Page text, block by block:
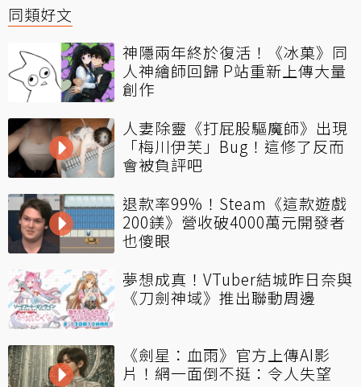
同類好文
神隱兩年終於復活！《冰菓》同
人神繪師回歸 P站重新上傳大量
創作
人妻除靈《打屁股驅魔師》出現
「梅川伊芙」Bug！這修了反而
會被負評吧
退款率99%！Steam《這款遊戲
200鎂》營收破4000萬元開發者
也傻眼
夢想成真！VTuber結城昨日奈與
《刀劍神域》推出聯動周邊
《劍星：血雨》官方上傳AI影
片！網一面倒不挺：令人失望